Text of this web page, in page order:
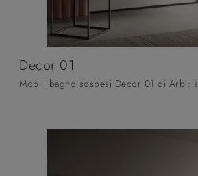
Decor 01